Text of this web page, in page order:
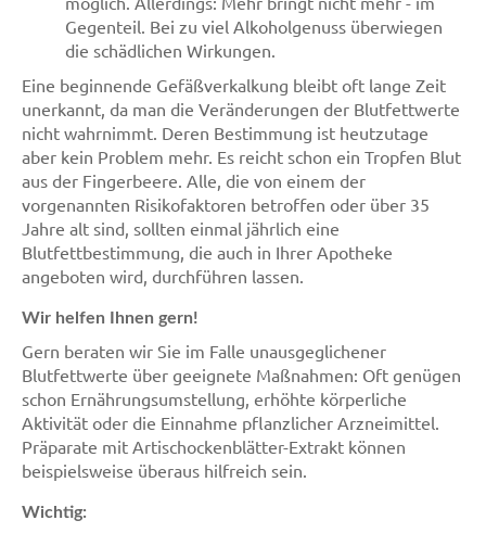
Gegenteil. Bei zu viel Alkoholgenuss überwiegen
die schädlichen Wirkungen.
Eine beginnende Gefäßverkalkung bleibt oft lange Zeit
unerkannt, da man die Veränderungen der Blutfettwerte
nicht wahrnimmt. Deren Bestimmung ist heutzutage
aber kein Problem mehr. Es reicht schon ein Tropfen Blut
aus der Fingerbeere. Alle, die von einem der
vorgenannten Risikofaktoren betroffen oder über 35
Jahre alt sind, sollten einmal jährlich eine
Blutfettbestimmung, die auch in Ihrer Apotheke
angeboten wird, durchführen lassen.
Wir helfen Ihnen gern!
Gern beraten wir Sie im Falle unausgeglichener
Blutfettwerte über geeignete Maßnahmen: Oft genügen
schon Ernährungsumstellung, erhöhte körperliche
Aktivität oder die Einnahme pflanzlicher Arzneimittel.
Präparate mit Artischockenblätter-Extrakt können
beispielsweise überaus hilfreich sein.
Wichtig: